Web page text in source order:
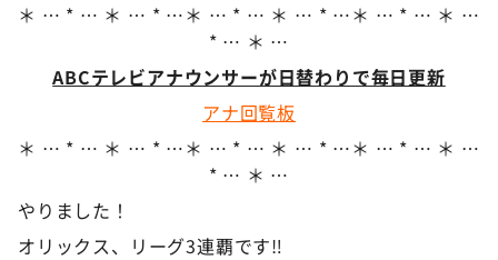
＊ … * … ＊ … * …＊ … * … ＊ … * …＊ … * … ＊ …
* … ＊ …
ABCテレビアナウンサーが日替わりで毎日更新
アナ回覧板
＊ … * … ＊ … * …＊ … * … ＊ … * …＊ … * … ＊ …
* … ＊ …
やりました！
オリックス、リーグ3連覇です‼︎